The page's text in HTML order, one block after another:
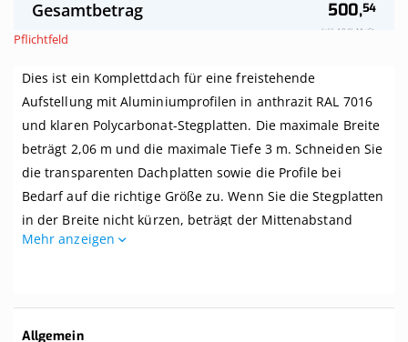
Pflichtfeld
Stegplatten
Dach
klar
freistehend,
Breite
2,06
m
Tiefe
bis
m.
Profile
Vorrat
Gesamtbetrag 500,54
Inkl. 19 % MwSt.
Dies ist ein Komplettdach für eine freistehende
Aufstellung mit Aluminiumprofilen in anthrazit RAL 7016
und klaren Polycarbonat-Stegplatten. Die maximale Breite
beträgt 2,06 m und die maximale Tiefe 3 m. Schneiden Sie
die transparenten Dachplatten sowie die Profile bei
Bedarf auf die richtige Größe zu. Wenn Sie die Stegplatten
in der Breite nicht kürzen, beträgt der Mittenabstand
zwischen den Balken Ihrer Überdachung 1 m.
Mehr anzeigen
Weitere
Allgemein